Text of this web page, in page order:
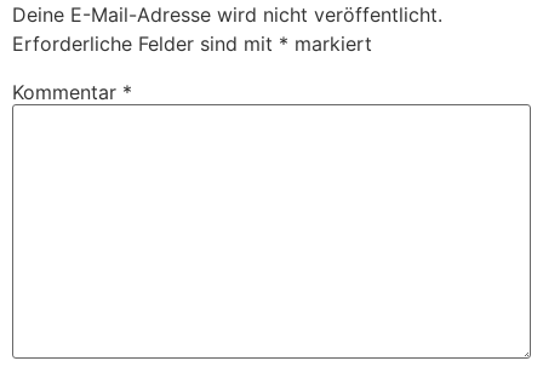
Deine E-Mail-Adresse wird nicht veröffentlicht.
Erforderliche Felder sind mit * markiert
Kommentar *